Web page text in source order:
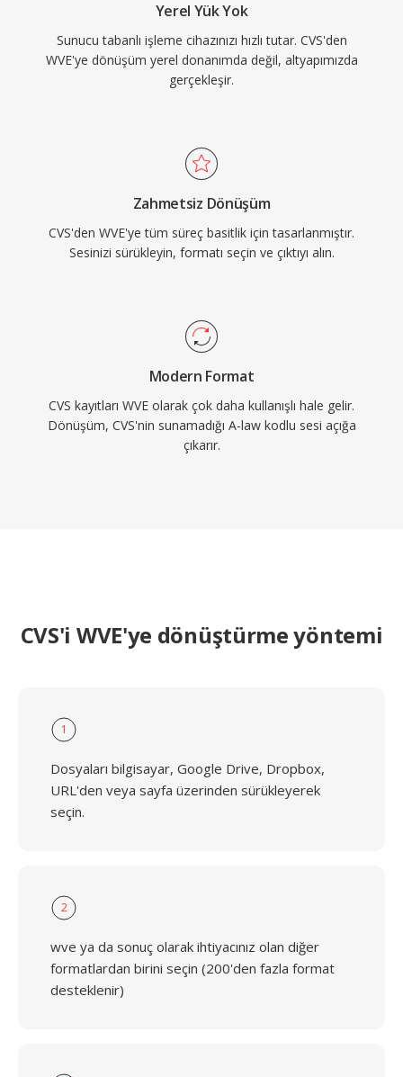
Yerel Yük Yok
Sunucu tabanlı işleme cihazınızı hızlı tutar. CVS'den
WVE'ye dönüşüm yerel donanımda değil, altyapımızda
gerçekleşir.
Zahmetsiz Dönüşüm
CVS'den WVE'ye tüm süreç basitlik için tasarlanmıştır.
Sesinizi sürükleyin, formatı seçin ve çıktıyı alın.
Modern Format
CVS kayıtları WVE olarak çok daha kullanışlı hale gelir.
Dönüşüm, CVS'nin sunamadığı A-law kodlu sesi açığa
çıkarır.
CVS'i WVE'ye dönüştürme yöntemi
1
Dosyaları bilgisayar, Google Drive, Dropbox,
URL'den veya sayfa üzerinden sürükleyerek
seçin.
2
wve ya da sonuç olarak ihtiyacınız olan diğer
formatlardan birini seçin (200'den fazla format
desteklenir)